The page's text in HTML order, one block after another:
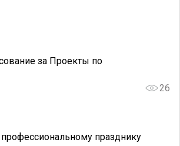
за Проекты по
26
празднику